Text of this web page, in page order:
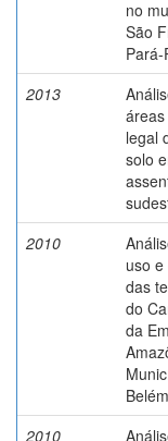
no
São
Pará-
2013
legal
solo
2010
uso
das
do
da
2010